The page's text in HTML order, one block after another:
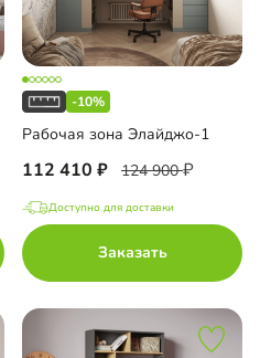
-10%
Рабочая зона Элайджо-1
112 410 124 900
Доступно для доставки
Заказать